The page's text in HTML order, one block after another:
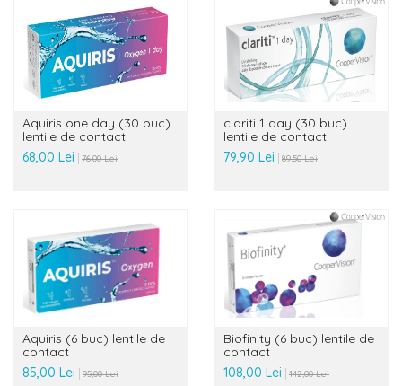
Aquiris one day (30 buc)
lentile de contact
68,00 Lei
76,00 Lei
clariti 1 day (30 buc)
lentile de contact
79,90 Lei
89,50 Lei
Aquiris (6 buc) lentile de
contact
85,00 Lei
95,00 Lei
Biofinity (6 buc) lentile de
contact
108,00 Lei
142,00 Lei